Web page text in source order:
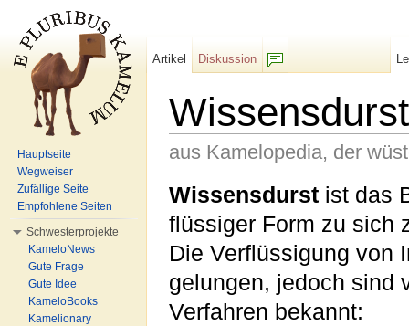
Wissensdurst
aus Kamelopedia, der
Wissensdurst ist das
flüssiger Form zu sich
Die Verflüssigung von
gelungen, jedoch sind
Verfahren bekannt:
Artikel
Diskussion
Hauptseite
Wegweiser
Zufällige Seite
Empfohlene Seiten
Schwesterprojekte
KameloNews
Gute Frage
Gute Idee
KameloBooks
Kamelionary